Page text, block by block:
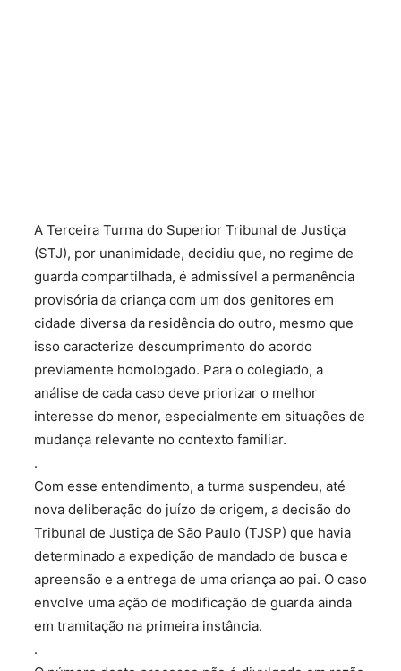
A Terceira Turma do Superior Tribunal de Justiça
(STJ), por unanimidade, decidiu que, no regime de
guarda compartilhada, é admissível a permanência
provisória da criança com um dos genitores em
cidade diversa da residência do outro, mesmo que
isso caracterize descumprimento do acordo
previamente homologado. Para o colegiado, a
análise de cada caso deve priorizar o melhor
interesse do menor, especialmente em situações de
mudança relevante no contexto familiar.
.
Com esse entendimento, a turma suspendeu, até
nova deliberação do juízo de origem, a decisão do
Tribunal de Justiça de São Paulo (TJSP) que havia
determinado a expedição de mandado de busca e
apreensão e a entrega de uma criança ao pai. O caso
envolve uma ação de modificação de guarda ainda
em tramitação na primeira instância.
.